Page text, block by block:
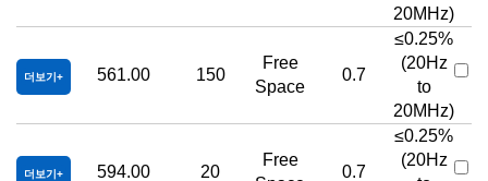
20MHz)
더보기 561.00 150
Free
Space
0.7
≤0.25%
(20Hz
to
20MHz)
더보기 594.00 20
Free
0.7
≤0.25%
(20Hz